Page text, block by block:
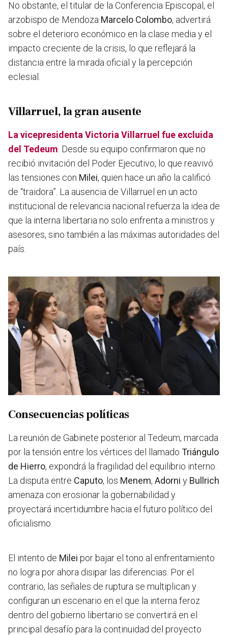
No obstante, el titular de la Conferencia Episcopal, el
arzobispo de Mendoza Marcelo Colombo, advertirá
sobre el deterioro económico en la clase media y el
impacto creciente de la crisis, lo que reflejará la
distancia entre la mirada oficial y la percepción
eclesial.
Villarruel, la gran ausente
La vicepresidenta Victoria Villarruel fue excluida
del Tedeum . Desde su equipo confirmaron que no
recibió invitación del Poder Ejecutivo, lo que reavivó
las tensiones con Milei, quien hace un año la calificó
de “traidora”. La ausencia de Villarruel en un acto
institucional de relevancia nacional refuerza la idea de
que la interna libertaria no solo enfrenta a ministros y
asesores, sino también a las máximas autoridades del
país.
Consecuencias políticas
La reunión de Gabinete posterior al Tedeum, marcada
por la tensión entre los vértices del llamado Triángulo
de Hierro, expondrá la fragilidad del equilibrio interno.
La disputa entre Caputo, los Menem, Adorni y Bullrich
amenaza con erosionar la gobernabilidad y
proyectará incertidumbre hacia el futuro político del
oficialismo.
El intento de Milei por bajar el tono al enfrentamiento
no logra por ahora disipar las diferencias. Por el
contrario, las señales de ruptura se multiplican y
configuran un escenario en el que la interna feroz
dentro del gobierno libertario se convertirá en el
principal desafío para la continuidad del proyecto